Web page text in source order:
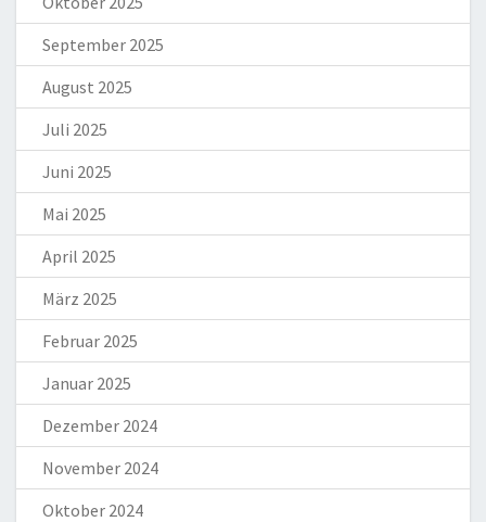
September 2025
August 2025
Juli 2025
Juni 2025
Mai 2025
April 2025
März 2025
Februar 2025
Januar 2025
Dezember 2024
November 2024
Oktober 2024